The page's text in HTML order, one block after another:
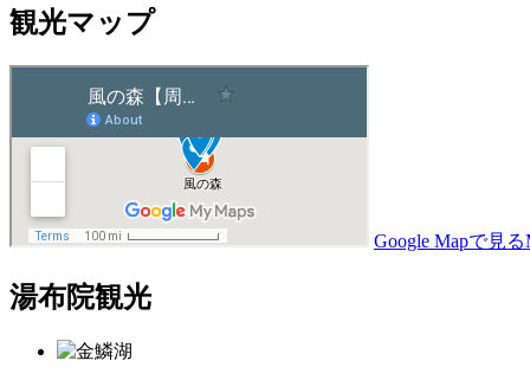
観光マップ
Google Mapで見る
湯布院観光